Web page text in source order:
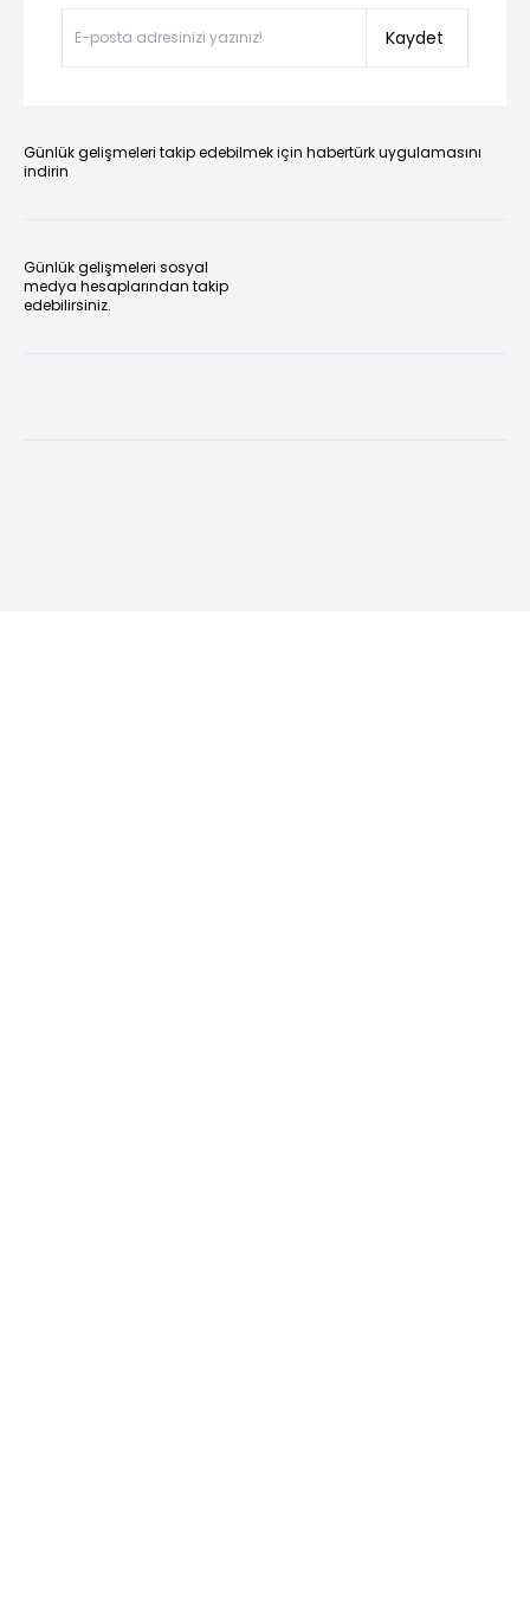
Kaydet
Günlük gelişmeleri takip edebilmek için habertürk uygulamasını
indirin
Günlük gelişmeleri sosyal
medya hesaplarından takip
edebilirsiniz.